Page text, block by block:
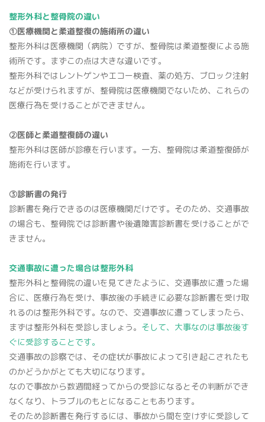
プライバシーポリシー
マイナンバー保険証利用について
整形外科と整骨院の違い
①医療機関と柔道整復の施術所の違い
整形外科は医療機関（病院）ですが、整骨院は柔道整復による施
術所です。まずこの点は大きな違いです。
整形外科ではレントゲンやエコー検査、薬の処方、ブロック注射
などが受けられますが、整骨院は医療機関でないため、これらの
医療行為を受けることができません。
②医師と柔道整復師の違い
整形外科は医師が診療を行います。一方、整骨院は柔道整復師が
施術を行います。
③診断書の発行
診断書を発行できるのは医療機関だけです。そのため、交通事故
の場合も、整骨院では診断書や後遺障害診断書を受けることがで
きません。
交通事故に遭った場合は整形外科
整形外科と整骨院の違いを見てきたように、交通事故に遭った場
合に、医療行為を受け、事故後の手続きに必要な診断書を受け取
れるのは整形外科です。なので、交通事故に遭ってしまったら、
まずは整形外科を受診しましょう。 そして、大事なのは事故後す
ぐに受診することです。
交通事故の診察では、その症状が事故によって引き起こされたも
のかどうかがとても大切になります。
なので事故から数週間経ってからの受診になるとその判断ができ
なくなり、トラブルのもとになることもあります。
そのため診断書を発行するには、事故から間を空けずに受診して